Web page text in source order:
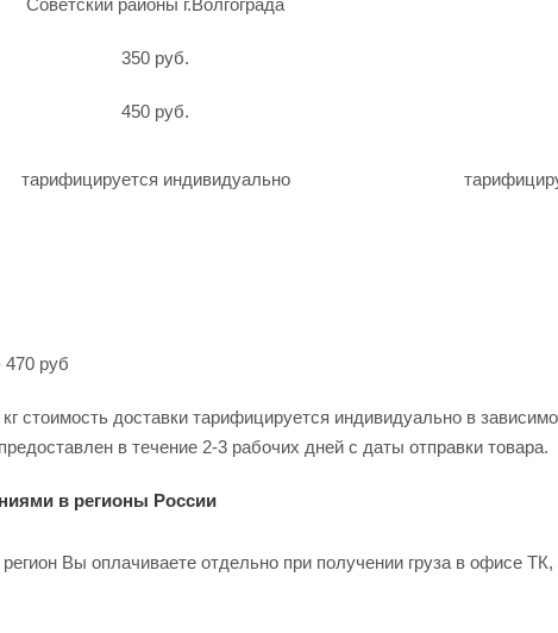
Советский районы г.Волгограда
350 руб.
450 руб.
тарифицируется индивидуально
470 руб
стоимость доставки тарифицируется индивидуально в
в течение 2-3 рабочих дней с даты отправки товара.
в регионы России
Вы оплачиваете отдельно при получении груза в офисе